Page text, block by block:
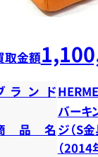
取金額
ランド
品名
バーキ
ジ（S
（2014